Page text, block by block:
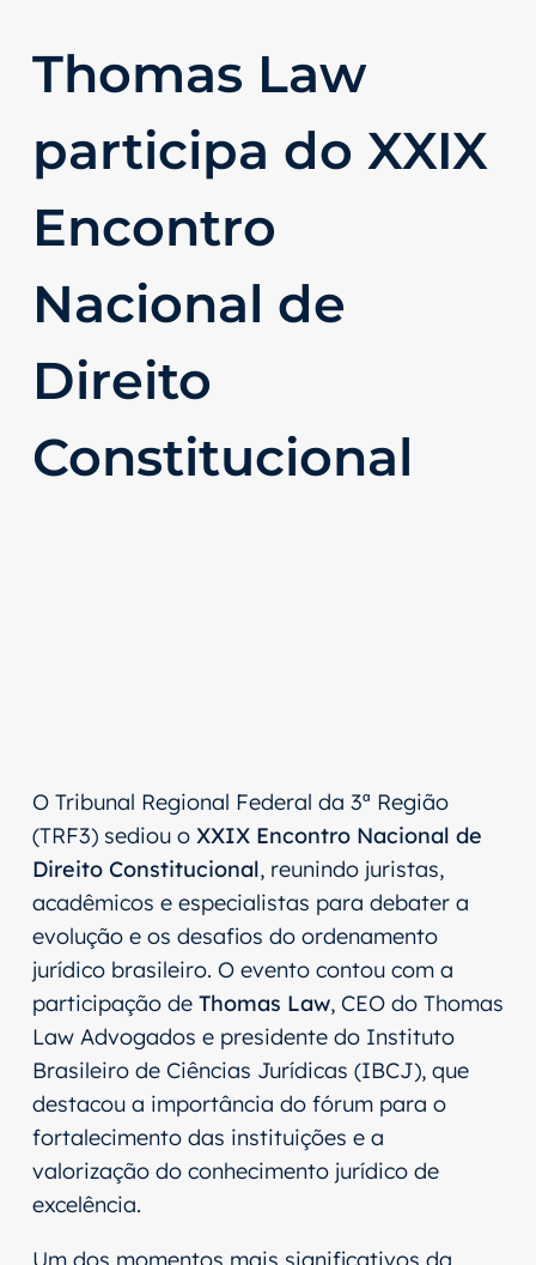
Thomas Law
participa do XXIX
Encontro
Nacional de
Direito
Constitucional
O Tribunal Regional Federal da 3ª Região
(TRF3) sediou o XXIX Encontro Nacional de
Direito Constitucional, reunindo juristas,
acadêmicos e especialistas para debater a
evolução e os desafios do ordenamento
jurídico brasileiro. O evento contou com a
participação de Thomas Law, CEO do Thomas
Law Advogados e presidente do Instituto
Brasileiro de Ciências Jurídicas (IBCJ), que
destacou a importância do fórum para o
fortalecimento das instituições e a
valorização do conhecimento jurídico de
excelência.